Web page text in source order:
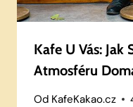
Kafe U Vás:
Atmosféru
Od KafeKakao.cz